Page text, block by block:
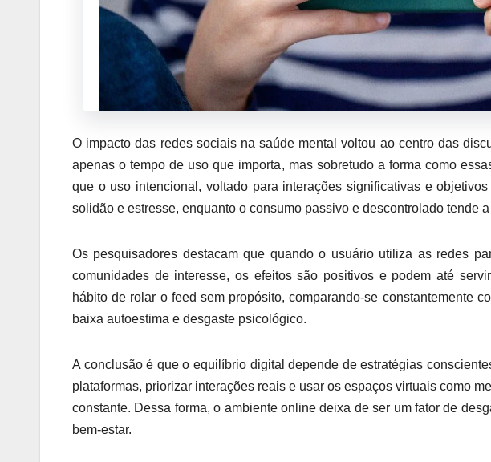
O impacto das redes sociais na saúde mental voltou ao centro das
apenas o tempo de uso que importa, mas sobretudo a forma como
que o uso intencional, voltado para interações significativas e
solidão e estresse, enquanto o consumo passivo e descontrolado tende
Os pesquisadores destacam que quando o usuário utiliza as redes
comunidades de interesse, os efeitos são positivos e podem até
hábito de rolar o feed sem propósito, comparando-se constantemente
baixa autoestima e desgaste psicológico.
A conclusão é que o equilíbrio digital depende de estratégias
plataformas, priorizar interações reais e usar os espaços virtuais como
constante. Dessa forma, o ambiente online deixa de ser um fator de
bem-estar.